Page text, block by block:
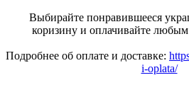
Выбирайте понравившееся
коризину и оплачивайте
Подробнее об оплате и доставке:
i-oplata/